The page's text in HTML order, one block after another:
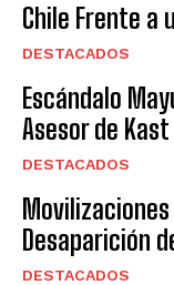
Chile Frente a
DESTACADOS
Escándalo
Asesor de
DESTACADOS
Desaparición
DESTACADOS